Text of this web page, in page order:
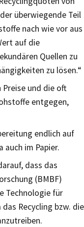
überwiegende Teil
nach wie vor aus
auf die
Quellen zu
zu lösen.“
Preise und die oft
entgegen,
endlich auf
auch im Papier.
dass das
(BMBF)
Technologie für
Recycling bzw. die